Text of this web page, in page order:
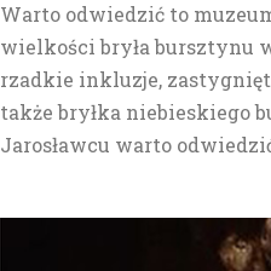
Warto odwiedzić to
wielkości bryła bursztynu
rzadkie inkluzje,
także bryłka niebieskiego
Jarosławcu warto